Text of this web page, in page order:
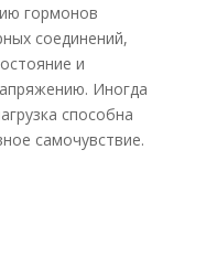
гормонов
соединений,
и
Иногда
способна
самочувствие.